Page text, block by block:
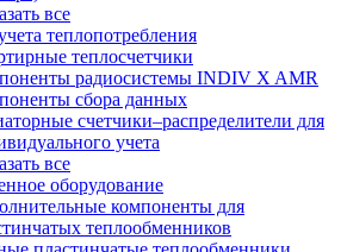
все
теплопотребления
теплосчетчики
радиосистемы INDIV X AMR
сбора данных
счетчики–распределители для
учета
все
оборудование
компоненты для
теплообменников